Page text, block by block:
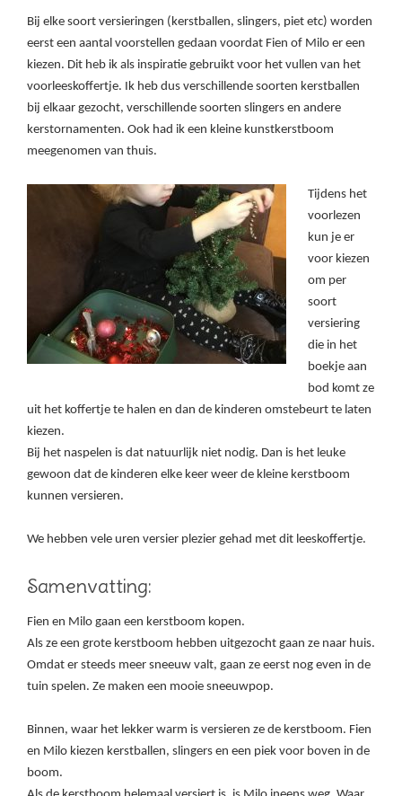
Bij elke soort versieringen (kerstballen, slingers, piet etc) worden
eerst een aantal voorstellen gedaan voordat Fien of Milo er een
kiezen. Dit heb ik als inspiratie gebruikt voor het vullen van het
voorleeskoffertje. Ik heb dus verschillende soorten kerstballen
bij elkaar gezocht, verschillende soorten slingers en andere
kerstornamenten. Ook had ik een kleine kunstkerstboom
meegenomen van thuis.
Tijdens het
voorlezen
kun je er
voor kiezen
om per
soort
versiering
die in het
boekje aan
bod komt ze
uit het koffertje te halen en dan de kinderen omstebeurt te laten
kiezen.
Bij het naspelen is dat natuurlijk niet nodig. Dan is het leuke
gewoon dat de kinderen elke keer weer de kleine kerstboom
kunnen versieren.
We hebben vele uren versier plezier gehad met dit leeskoffertje.
Samenvatting:
Fien en Milo gaan een kerstboom kopen.
Als ze een grote kerstboom hebben uitgezocht gaan ze naar huis.
Omdat er steeds meer sneeuw valt, gaan ze eerst nog even in de
tuin spelen. Ze maken een mooie sneeuwpop.
Binnen, waar het lekker warm is versieren ze de kerstboom. Fien
en Milo kiezen kerstballen, slingers en een piek voor boven in de
boom.